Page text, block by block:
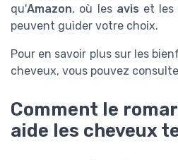
qu'Amazon, où les avis et les
peuvent guider votre choix.
Pour en savoir plus sur les
cheveux, vous pouvez
Comment le
aide les cheveux